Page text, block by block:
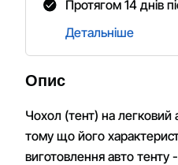
Опис
Чохол (тент) на легковий
тому що його
виготовлення авто тенту
Протягом 14 днів
Детальніше